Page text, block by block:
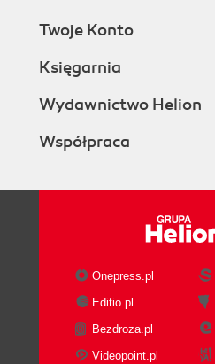
Twoje Konto
Księgarnia
Wydawnictwo Helion
Współpraca
Onepress.pl
Editio.pl
Bezdroza.pl
Videopoint.pl